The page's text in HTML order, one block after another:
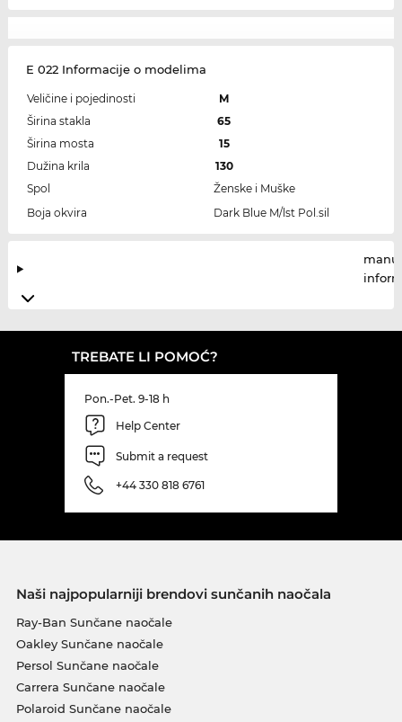
E 022 Informacije o modelima
Veličine i pojedinosti
M
Širina stakla
65
Širina mosta
15
Dužina krila
130
Spol
Ženske i Muške
Boja okvira
Dark Blue M/lst Pol.sil
TREBATE LI POMOĆ?
Pon.-Pet. 9-18 h
Help Center
Submit a request
+44 330 818 6761
Naši najpopularniji brendovi sunčanih naočala
Ray-Ban Sunčane naočale
Oakley Sunčane naočale
Persol Sunčane naočale
Carrera Sunčane naočale
Polaroid Sunčane naočale